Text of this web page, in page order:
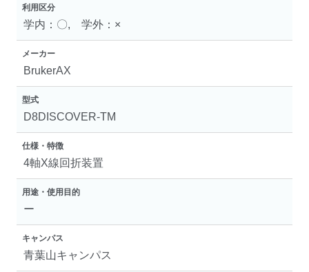
利用区分
学内：〇, 学外：×
メーカー
BrukerAX
型式
D8DISCOVER-TM
仕様・特徴
4軸X線回折装置
用途・使用目的
ー
キャンパス
青葉山キャンパス